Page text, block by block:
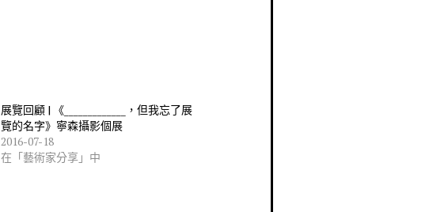
展覽回顧 | 《_____________，但我忘了展
覽的名字》寧森攝影個展
2016-07-18
在「藝術家分享」中